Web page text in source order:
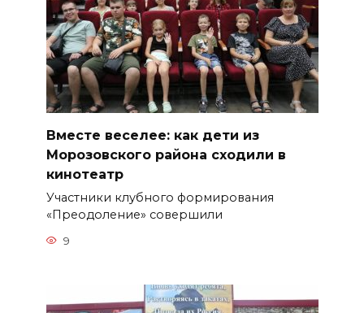
Вместе веселее: как дети из
Морозовского района сходили в
кинотеатр
Участники клубного формирования
«Преодоление» совершили
9